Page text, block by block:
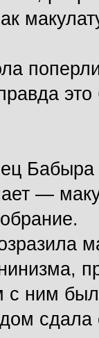
это
Бабыра
—
с ним
сдала